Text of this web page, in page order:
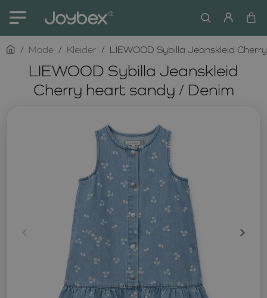
LIEWOOD Sybilla Jeanskleid
Cherry heart sandy / Denim
homeMode Kleider LIEWOOD Sybilla Jeanskleid